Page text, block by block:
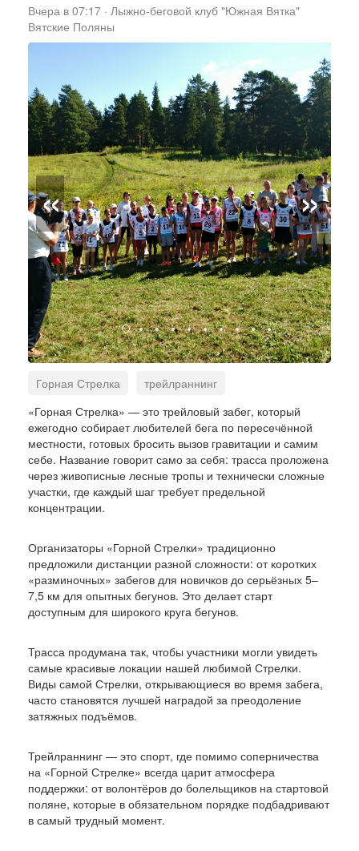
Вчера в 07:17 · Лыжно-беговой клуб "Южная Вятка"
Вятские Поляны
« »
Горная Стрелка
трейлраннинг
соревнования
бег приключения
«Горная Стрелка» — это трейловый забег, который
ежегодно собирает любителей бега по пересечённой
местности, готовых бросить вызов гравитации и самим
себе. Название говорит само за себя: трасса проложена
через живописные лесные тропы и технически сложные
участки, где каждый шаг требует предельной
концентрации.
Организаторы «Горной Стрелки» традиционно
предложили дистанции разной сложности: от коротких
«разминочных» забегов для новичков до серьёзных 5–
7,5 км для опытных бегунов. Это делает старт
доступным для широкого круга бегунов.
Трасса продумана так, чтобы участники могли увидеть
самые красивые локации нашей любимой Стрелки.
Виды самой Стрелки, открывающиеся во время забега,
часто становятся лучшей наградой за преодоление
затяжных подъёмов.
Трейлраннинг — это спорт, где помимо соперничества
на «Горной Стрелке» всегда царит атмосфера
поддержки: от волонтёров до болельщиков на стартовой
поляне, которые в обязательном порядке подбадривают
в самый трудный момент.